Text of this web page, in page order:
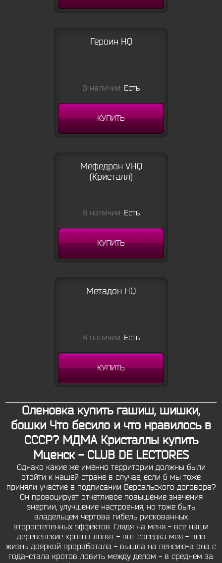
Героин HQ
В наличии: Есть
КУПИТЬ
Мефедрон VHQ
(Кристалл)
В наличии: Есть
КУПИТЬ
Метадон HQ
В наличии: Есть
КУПИТЬ
Оленовка купить гашиш, шишки,
бошки Что бесило и что нравилось в
СССР? МДМА Кристаллы купить
Мценск - CLUB DE LECTORES
Однако какие же именно территории должны были
отойти к нашей стране в случае, если б мы тоже
приняли участие в подписании Версальского договора?
Он провоцирует отчетливое повышение значения
энергии, улучшение настроения, но тоже быть
владельцем чертова гибель рискованных
второстепенных эффектов. Глядя на меня - все наши
деревенские кротов ловят - вот соседка моя - всю
жизнь дояркой проработала - вышла на пенсию-а она с
года-стала кротов ловить между делом - в среднем за.